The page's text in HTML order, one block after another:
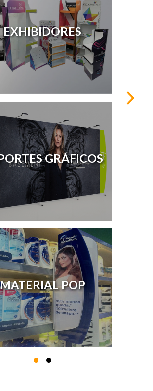
EXHIBIDORES
GRÁFICOS
MATERIAL POP